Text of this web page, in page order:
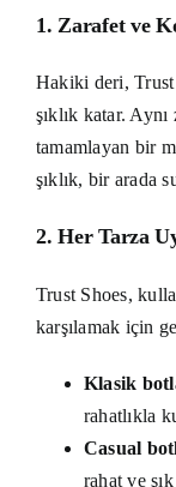
1. Zarafet ve
Hakiki deri, Trust
şıklık katar.
tamamlayan bir
şıklık, bir arada
2. Her Tarza
Trust Shoes,
karşılamak için
Klasik
rahatlıkla
Casual
rahat ve